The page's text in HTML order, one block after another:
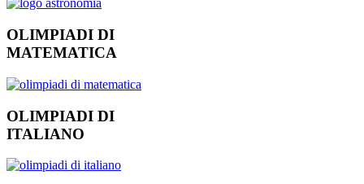
OLIMPIADI DI
MATEMATICA
OLIMPIADI DI
ITALIANO